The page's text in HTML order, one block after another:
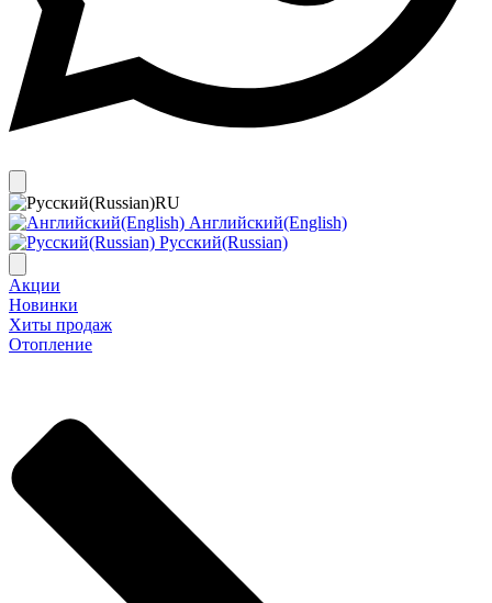
RU
Английский(English)
Русский(Russian)
Акции
Новинки
Хиты продаж
Отопление